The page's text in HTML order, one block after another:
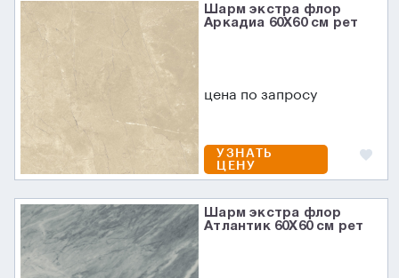
Шарм экстра флор
Аркадиа 60X60 см рет
цена по запросу
УЗНАТЬ
ЦЕНУ
Шарм экстра флор
Атлантик 60X60 см рет